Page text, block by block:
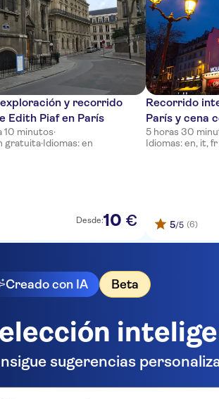
y recorrido
Edith Piaf en París
10 minutos·
gratuita·Idiomas: en
Desde:10 €
Recorrido
París y cena
Moulin Rouge
5 horas 30
Idiomas: en, it, fr
5/5 (6)
Creado con IA Beta
sugerencias
pregunta...